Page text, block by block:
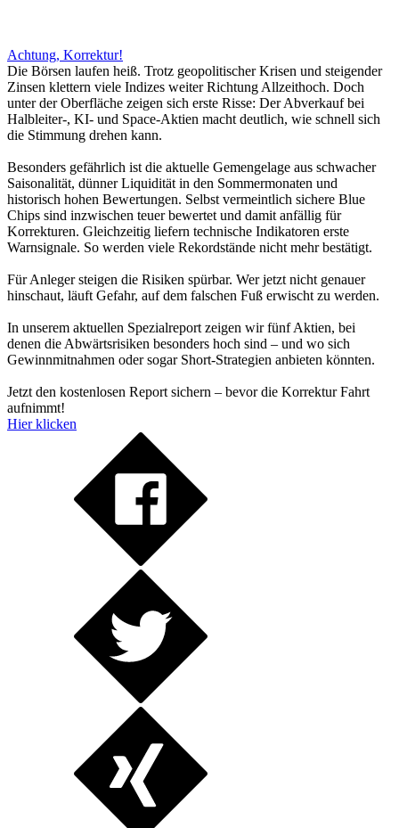
Achtung, Korrektur!
Die Börsen laufen heiß. Trotz geopolitischer Krisen und steigender
Zinsen klettern viele Indizes weiter Richtung Allzeithoch. Doch
unter der Oberfläche zeigen sich erste Risse: Der Abverkauf bei
Halbleiter-, KI- und Space-Aktien macht deutlich, wie schnell sich
die Stimmung drehen kann.
Besonders gefährlich ist die aktuelle Gemengelage aus schwacher
Saisonalität, dünner Liquidität in den Sommermonaten und
historisch hohen Bewertungen. Selbst vermeintlich sichere Blue
Chips sind inzwischen teuer bewertet und damit anfällig für
Korrekturen. Gleichzeitig liefern technische Indikatoren erste
Warnsignale. So werden viele Rekordstände nicht mehr bestätigt.
Für Anleger steigen die Risiken spürbar. Wer jetzt nicht genauer
hinschaut, läuft Gefahr, auf dem falschen Fuß erwischt zu werden.
In unserem aktuellen Spezialreport zeigen wir fünf Aktien, bei
denen die Abwärtsrisiken besonders hoch sind – und wo sich
Gewinnmitnahmen oder sogar Short-Strategien anbieten könnten.
Jetzt den kostenlosen Report sichern – bevor die Korrektur Fahrt
aufnimmt!
Hier klicken